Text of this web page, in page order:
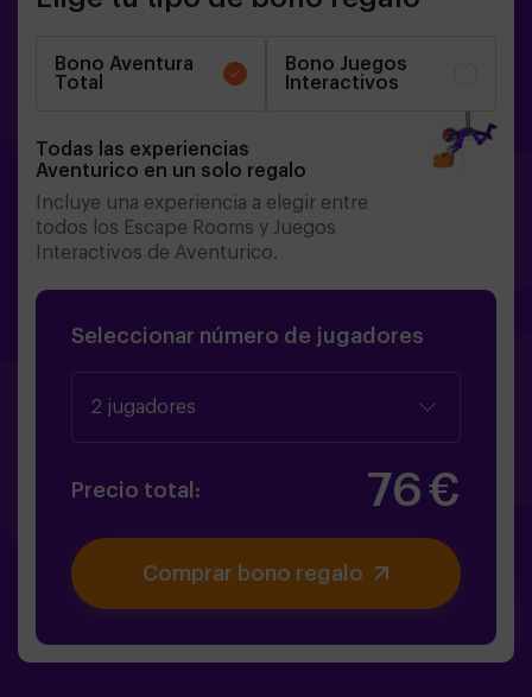
Bono Aventura
Total
Bono Juegos
Interactivos
Todas las experiencias
Aventurico en un solo regalo
Incluye una experiencia a elegir entre
todos los Escape Rooms y Juegos
Interactivos de Aventurico.
Seleccionar número de jugadores
2 jugadores
Precio total: 76€
Comprar bono regalo